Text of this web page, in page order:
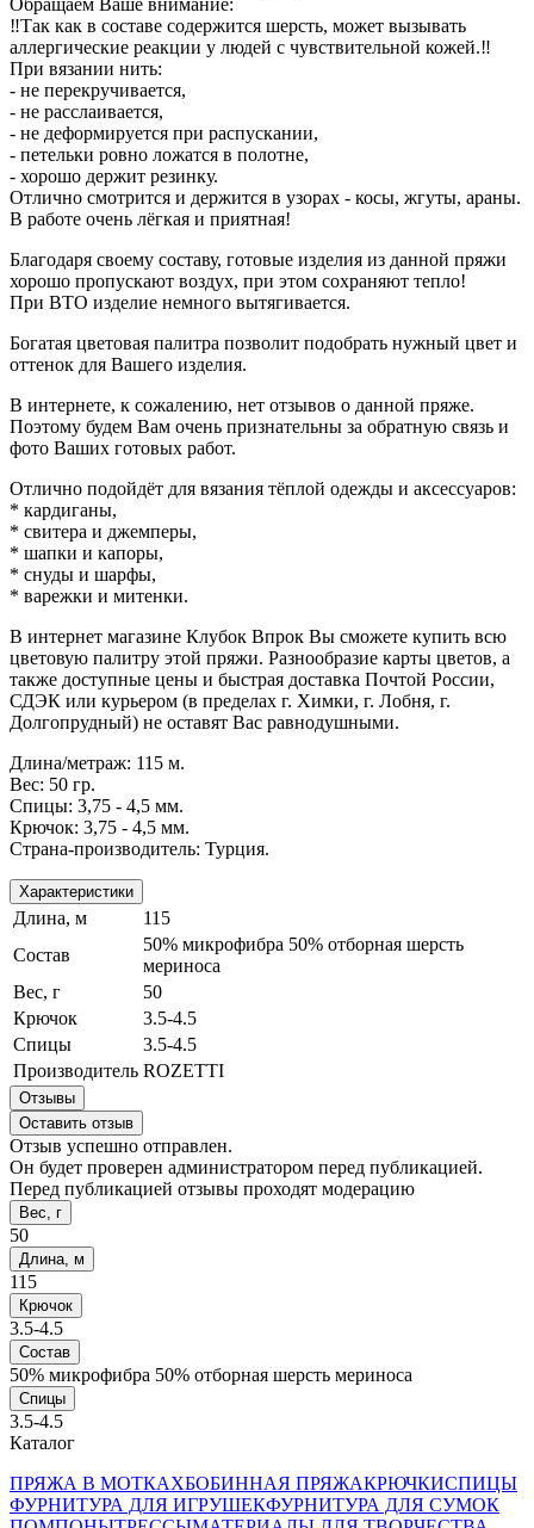
‼️Так как в составе содержится шерсть, может вызывать
аллергические реакции у людей с чувствительной кожей.‼️
При вязании нить:
- не перекручивается,
- не расслаивается,
- не деформируется при распускании,
- петельки ровно ложатся в полотне,
- хорошо держит резинку.
Отлично смотрится и держится в узорах - косы, жгуты, араны.
В работе очень лёгкая и приятная!
Благодаря своему составу, готовые изделия из данной пряжи
хорошо пропускают воздух, при этом сохраняют тепло!
При ВТО изделие немного вытягивается.
Богатая цветовая палитра позволит подобрать нужный цвет и
оттенок для Вашего изделия.
В интернете, к сожалению, нет отзывов о данной пряже.
Поэтому будем Вам очень признательны за обратную связь и
фото Ваших готовых работ.
Отлично подойдёт для вязания тёплой одежды и аксессуаров:
* кардиганы,
* свитера и джемперы,
* шапки и капоры,
* снуды и шарфы,
* варежки и митенки.
В интернет магазине Клубок Впрок Вы сможете купить всю
цветовую палитру этой пряжи. Разнообразие карты цветов, а
также доступные цены и быстрая доставка Почтой России,
СДЭК или курьером (в пределах г. Химки, г. Лобня, г.
Долгопрудный) не оставят Вас равнодушными.
Длина/метраж: 115 м.
Вес: 50 гр.
Спицы: 3,75 - 4,5 мм.
Крючок: 3,75 - 4,5 мм.
Страна-производитель: Турция.
Характеристики
Длина, м
115
Состав
50% микрофибра 50% отборная шерсть
мериноса
Вес, г
50
Крючок
3.5-4.5
Спицы
3.5-4.5
Производитель ROZETTI
Отзывы
Оставить отзыв
Отзыв успешно отправлен.
Он будет проверен администратором перед публикацией.
Перед публикацией отзывы проходят модерацию
Вес, г
50
Длина, м
115
Крючок
3.5-4.5
Состав
50% микрофибра 50% отборная шерсть мериноса
Спицы
3.5-4.5
Каталог
ПРЯЖА В МОТКАХБОБИННАЯ ПРЯЖАКРЮЧКИСПИЦЫ
ФУРНИТУРА ДЛЯ ИГРУШЕКФУРНИТУРА ДЛЯ СУМОК